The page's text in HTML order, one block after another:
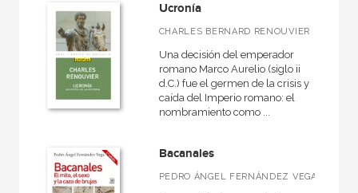
Ucronía
CHARLES BERNARD RENOUVIER
Una decisión del emperador
romano Marco Aurelio (siglo ii
d.C.) fue el germen de la crisis y
caída del Imperio romano: el
nombramiento como ...
Bacanales
PEDRO ÁNGEL FERNÁNDEZ VEGA